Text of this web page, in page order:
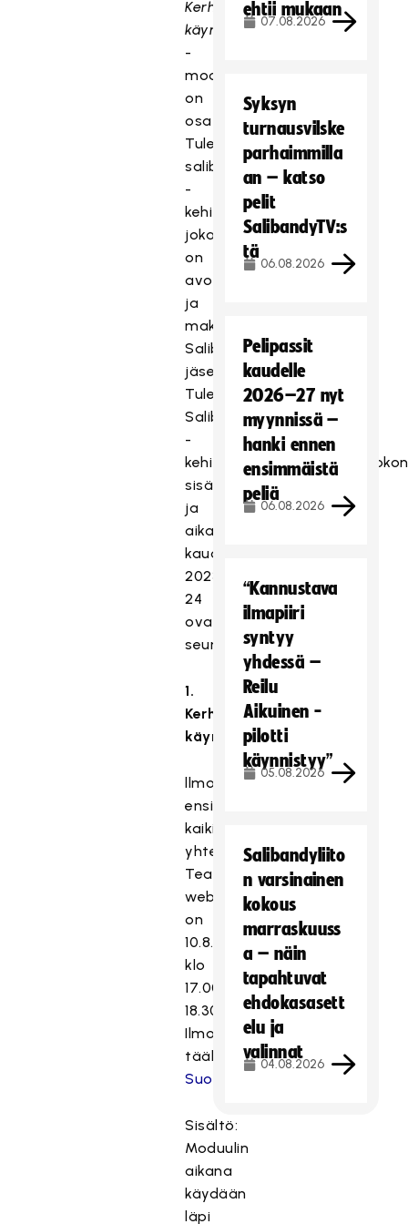
Kerhotoiminnan
käynnistäminen
-
moduuli
on
osa
Tulevaisuuden
salibandyseura
-
kehityshanketta,
joka
on
avoin
ja
maksuton
Salibandyliiton
jäsenseuroille.
Tulevaisuuden
Salibandyseura
-
kehityshankkeen
sisällöt
ja
aikataulut
kaudelle
2023-
24
ovat
seuraavat:
1.
Kerhotoiminnan
käynnistäminen.
llmoittautuminen:
ensimmäinen,
kaikille
yhteinen,
Teams-
webinaari
on
10.8.
klo
17.00-
18.30.
Ilmoittautuminen
täältä:
Suomisport
Sisältö:
Moduulin
aikana
käydään
läpi
ehtii mukaan
07.08.2026
Syksyn
turnausvilske
parhaimmilla
an – katso
pelit
SalibandyTV:s
tä
06.08.2026
Pelipassit
kaudelle
2026–27 nyt
myynnissä –
hanki ennen
ensimmäistä
peliä
06.08.2026
“Kannustava
ilmapiiri
syntyy
yhdessä –
Reilu
Aikuinen -
pilotti
käynnistyy”
05.08.2026
Salibandyliito
n varsinainen
kokous
marraskuuss
a – näin
tapahtuvat
ehdokasasett
elu ja
valinnat
04.08.2026